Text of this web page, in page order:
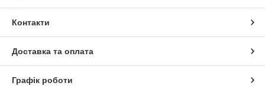
Контакти
Доставка та оплата
Графік роботи